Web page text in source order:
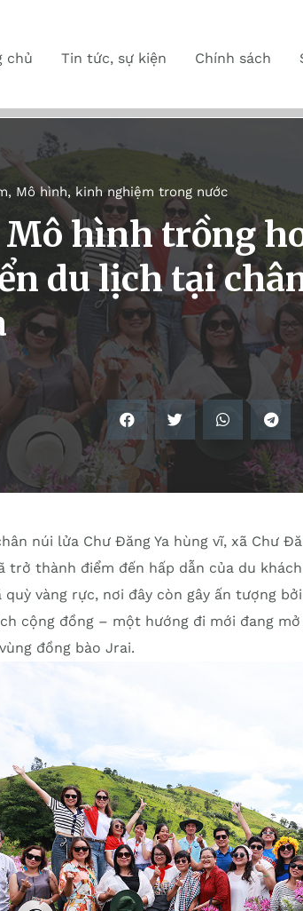
chủ Tin tức, sự kiện Chính sách
, Mô hình, kinh nghiệm trong nước
Mô hình trồng
du lịch tại
núi lửa Chư Đăng Ya hùng vĩ, xã Chư
trở thành điểm đến hấp dẫn của du
quỳ vàng rực, nơi đây còn gây ấn tượng
cộng đồng – một hướng đi mới đang
đồng bào Jrai.